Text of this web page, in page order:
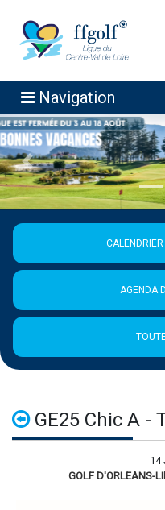
Navigation
Précédent
AGENDA
GE25 Chic A -
14
GOLF D'ORLEANS-